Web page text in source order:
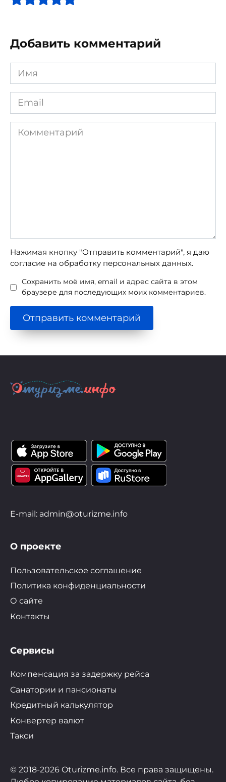
Добавить комментарий
Имя
*
Email
*
Комментарий
Нажимая кнопку "Отправить комментарий", я даю
согласие на обработку персональных данных.
Сохранить моё имя, email и адрес сайта в этом
браузере для последующих моих комментариев.
E-mail: admin@oturizme.info
О проекте
Пользовательское соглашение
Политика конфиденциальности
О сайте
Контакты
Сервисы
Компенсация за задержку рейса
Санатории и пансионаты
Кредитный калькулятор
Конвертер валют
Такси
© 2018-2026 Oturizme.info. Все права защищены.